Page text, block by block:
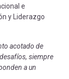
e
y Liderazgo
acotado de
siempre
a un